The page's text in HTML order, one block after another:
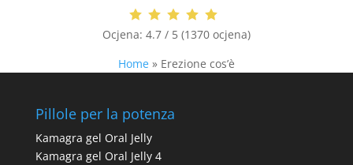
Ocjena: 4.7 / 5 (1370 ocjena)
Home » Erezione cos’è
Pillole per la potenza
Kamagra gel Oral Jelly
Kamagra gel Oral Jelly 4